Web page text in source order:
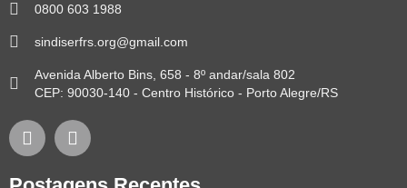
0800 603 1988
sindiserfrs.org@gmail.com
Avenida Alberto Bins, 658 - 8º andar/sala 802
CEP: 90030-140 - Centro Histórico - Porto Alegre/RS